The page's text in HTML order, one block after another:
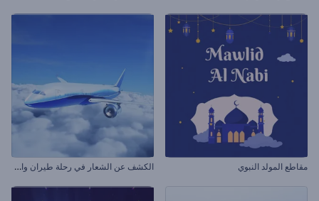
مقاطع المولد النبوي ا
لكشف عن الشعار في رحلة طيران واقعية